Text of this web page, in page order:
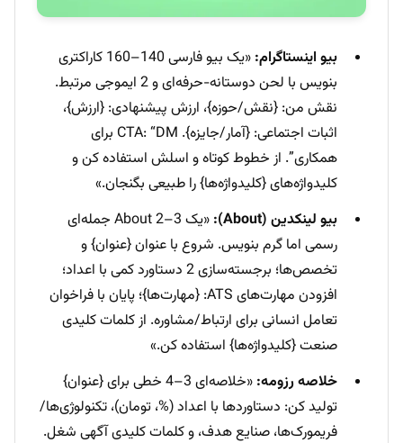
بیو اینستاگرام:
«یک بیو فارسی 140–160 کاراکتری
بنویس با لحن دوستانه-حرفه‌ای و 2 ایموجی مرتبط.
نقش من: {نقش/حوزه}، ارزش پیشنهادی: {ارزش}،
اثبات اجتماعی: {آمار/جایزه}. CTA: “DM برای
همکاری”. از خطوط کوتاه و اسلش استفاده کن و
کلیدواژه‌های {کلیدواژه‌ها} را طبیعی بگنجان.»
بیو لینکدین (About):
«یک About 2–3 جمله‌ای
رسمی اما گرم بنویس. شروع با عنوان {عنوان} و
تخصص‌ها؛ برجسته‌سازی 2 دستاورد کمی با اعداد؛
افزودن مهارت‌های ATS: {مهارت‌ها}؛ پایان با فراخوان
تعامل انسانی برای ارتباط/مشاوره. از کلمات کلیدی
صنعت {کلیدواژه‌ها} استفاده کن.»
خلاصه رزومه:
«خلاصه‌ای 3–4 خطی برای {عنوان}
تولید کن: دستاوردها با اعداد (%، تومان)، تکنولوژی‌ها/
فریمورک‌ها، صنایع هدف، و کلمات کلیدی آگهی شغل.